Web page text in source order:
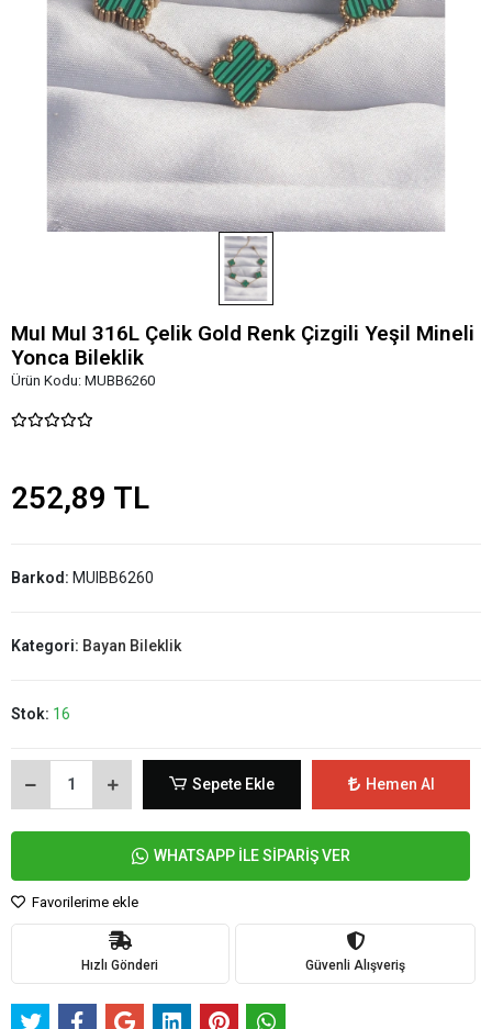
MuI MuI 316L Çelik Gold Renk Çizgili Yeşil Mineli
Yonca Bileklik
Ürün Kodu: MUBB6260
252,89 TL
Barkod: MUIBB6260
Kategori: Bayan Bileklik
Stok: 16
Sepete Ekle Hemen Al
WHATSAPP İLE SİPARİŞ VER
Favorilerime ekle
Hızlı Gönderi Güvenli Alışveriş